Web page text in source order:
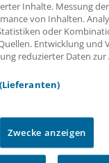
(af)
Prävention
Thema
Inhalte. Messung
von Inhalten.
oder
Entwicklung und
reduzierter Daten zur
Zwecke anzeigen